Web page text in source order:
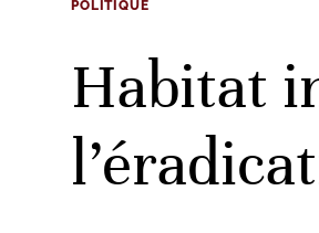
POLITIQUE
Habitat